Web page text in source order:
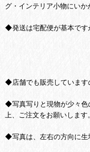
グ・インテリア小物にいか
◆発送は宅配便が基本です
◆店舗でも販売しています
◆写真写りと現物が少々色
上、ご注文をお願いします。
◆写真は、左右の方向に生